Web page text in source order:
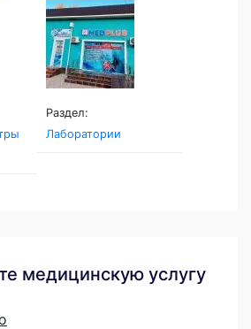
Раздел:
Лаборатории
медицинскую услугу